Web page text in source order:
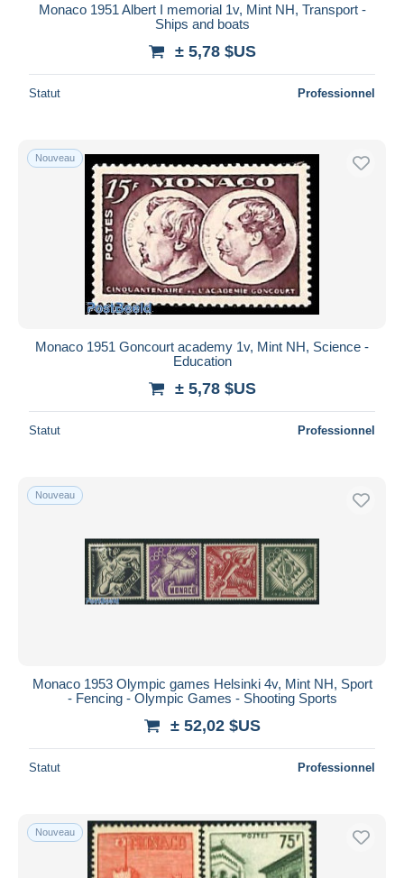
Monaco 1951 Albert I memorial 1v, Mint NH, Transport -
Ships and boats
± 5,78 $US
Statut Professionnel
Nouveau
Monaco 1951 Goncourt academy 1v, Mint NH, Science -
Education
± 5,78 $US
Statut Professionnel
Nouveau
Monaco 1953 Olympic games Helsinki 4v, Mint NH, Sport
- Fencing - Olympic Games - Shooting Sports
± 52,02 $US
Statut Professionnel
Nouveau